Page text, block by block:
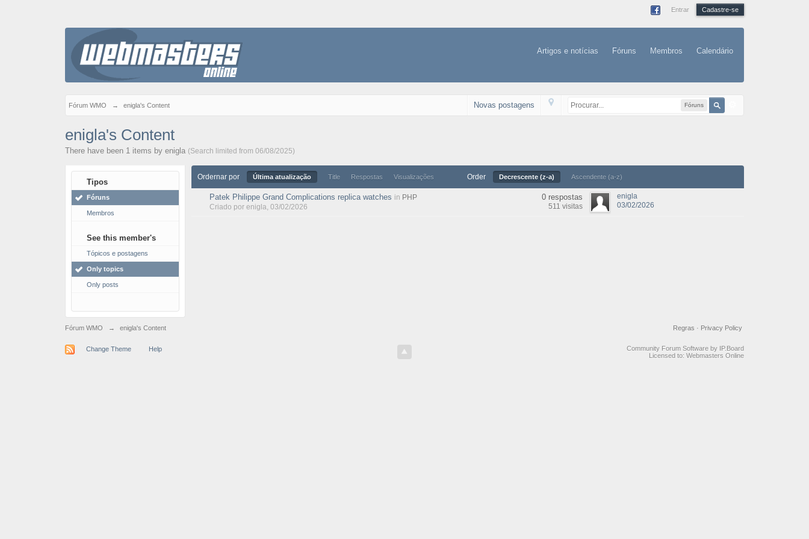
Entrar Cadastre-se
Artigos e notícias Fóruns Membros Calendário
Fórum WMO → enigla's Content Fóruns
Novas postagens
enigla's Content
There have been 1 items by enigla (Search limited from 06/08/2025)
Tipos
Fóruns
Membros
See this member's
Tópicos e postagens
Only topics
Only posts
Ordernar por Última atualização Title Respostas Visualizações Order Decrescente (z-a) Ascendente (a-z)
Patek Philippe Grand Complications replica watches in PHP
Criado por enigla, 03/02/2026
0 respostas
511 visitas
enigla
03/02/2026
Fórum WMO → enigla's Content Privacy Policy
Regras ·
Change Theme Help
Community Forum Software by IP.Board
Licensed to: Webmasters Online